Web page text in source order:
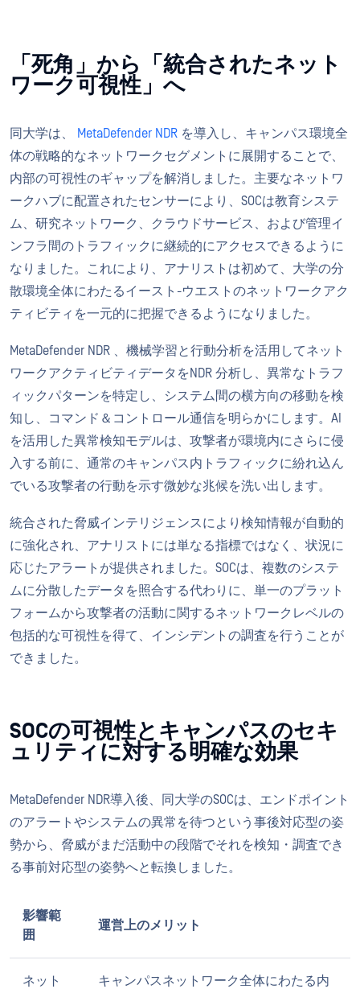
「死角」から「統合されたネット
ワーク可視性」へ
同大学は、 MetaDefender NDR を導入し、キャンパス環境全
体の戦略的なネットワークセグメントに展開することで、
内部の可視性のギャップを解消しました。主要なネットワ
ークハブに配置されたセンサーにより、SOCは教育システ
ム、研究ネットワーク、クラウドサービス、および管理イ
ンフラ間のトラフィックに継続的にアクセスできるように
なりました。これにより、アナリストは初めて、大学の分
散環境全体にわたるイースト-ウエストのネットワークアク
ティビティを一元的に把握できるようになりました。
MetaDefender NDR 、機械学習と行動分析を活用してネット
ワークアクティビティデータをNDR 分析し、異常なトラフ
ィックパターンを特定し、システム間の横方向の移動を検
知し、コマンド＆コントロール通信を明らかにします。AI
を活用した異常検知モデルは、攻撃者が環境内にさらに侵
入する前に、通常のキャンパス内トラフィックに紛れ込ん
でいる攻撃者の行動を示す微妙な兆候を洗い出します。
統合された脅威インテリジェンスにより検知情報が自動的
に強化され、アナリストには単なる指標ではなく、状況に
応じたアラートが提供されました。SOCは、複数のシステ
ムに分散したデータを照合する代わりに、単一のプラット
フォームから攻撃者の活動に関するネットワークレベルの
包括的な可視性を得て、インシデントの調査を行うことが
できました。
SOCの可視性とキャンパスのセキ
ュリティに対する明確な効果
MetaDefender NDR導入後、同大学のSOCは、エンドポイント
のアラートやシステムの異常を待つという事後対応型の姿
勢から、脅威がまだ活動中の段階でそれを検知・調査でき
る事前対応型の姿勢へと転換しました。
影響範
囲
運営上のメリット
ネット
キャンパスネットワーク全体にわたる内